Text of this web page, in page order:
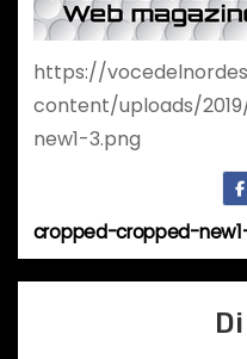
https://
content/uploads/
new1-3.png
N
a
cropped-cropped-
Di